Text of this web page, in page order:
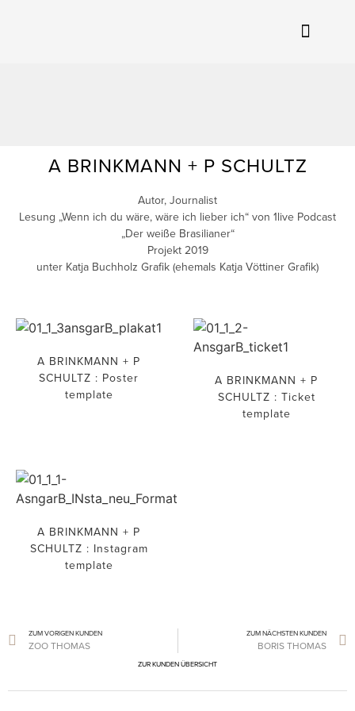
A BRINKMANN + P SCHULTZ
Autor, Journalist
Lesung „Wenn ich du wäre, wäre ich lieber ich“ von 1live Podcast
„Der weiße Brasilianer“
Projekt 2019
unter Katja Buchholz Grafik (ehemals Katja Vöttiner Grafik)
A BRINKMANN + P
SCHULTZ : Poster
template
A BRINKMANN + P
SCHULTZ : Ticket
template
A BRINKMANN + P
SCHULTZ : Instagram
template
ZUM VORIGEN KUNDEN
ZOO THOMAS
ZUM NÄCHSTEN KUNDEN
BORIS THOMAS
ZUR KUNDEN ÜBERSICHT